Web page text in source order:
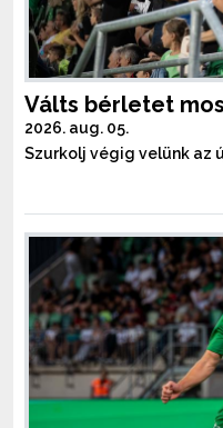
Válts bérletet
2026. aug. 05.
Szurkolj végig velünk az